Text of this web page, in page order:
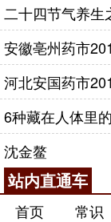
二十四节气养生
安徽亳州药市
河北安国药市
6种藏在人体里
沈金鳌
站内直通车
首页 常识